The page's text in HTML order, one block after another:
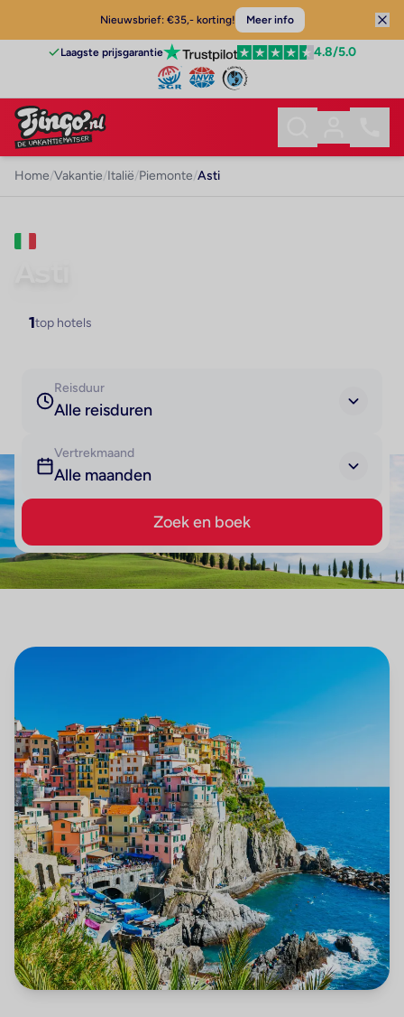
Nieuwsbrief: €35,- korting! Meer info
Laagste prijsgarantie 4.8/5.0
Home/Vakantie/Italië/Piemonte/Asti
1 top hotels
Reisduur
Alle reisduren
Vertrekmaand
Alle maanden
Zoek en boek